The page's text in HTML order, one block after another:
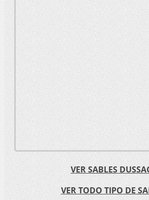
VER SABLES
VER TODO TIPO DE